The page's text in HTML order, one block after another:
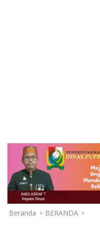
Beranda BERANDA